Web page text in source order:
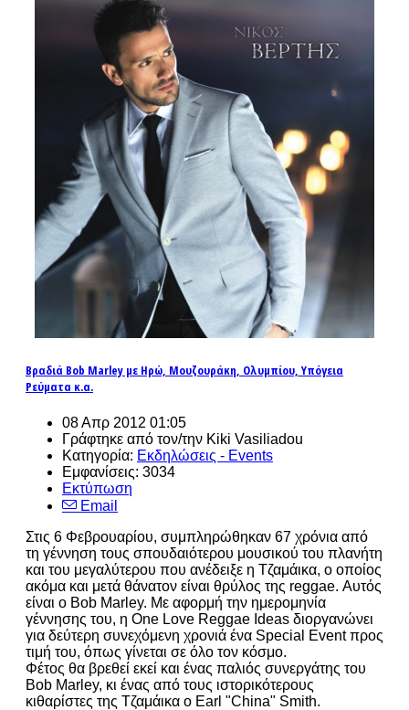
Βραδιά Bob Marley με Ηρώ, Μουζουράκη, Ολυμπίου, Υπόγεια
Ρεύματα κ.α.
08 Απρ 2012 01:05
Γράφτηκε από τον/την Kiki Vasiliadou
Κατηγορία: Εκδηλώσεις - Events
Εμφανίσεις: 3034
Εκτύπωση
Email
Στις 6 Φεβρουαρίου, συμπληρώθηκαν 67 χρόνια από
τη γέννηση τους σπουδαιότερου μουσικού του πλανήτη
και του μεγαλύτερου που ανέδειξε η Τζαμάικα, ο οποίος
ακόμα και μετά θάνατον είναι θρύλος της reggae. Αυτός
είναι ο Bob Marley. Με αφορμή την ημερομηνία
γέννησης του, η One Love Reggae Ideas διοργανώνει
για δεύτερη συνεχόμενη χρονιά ένα Special Event προς
τιμή του, όπως γίνεται σε όλο τον κόσμο.
Φέτος θα βρεθεί εκεί και ένας παλιός συνεργάτης του
Bob Marley, κι ένας από τους ιστoρικότερους
κιθαρίστες της Τζαμάικα ο Earl "China" Smith.